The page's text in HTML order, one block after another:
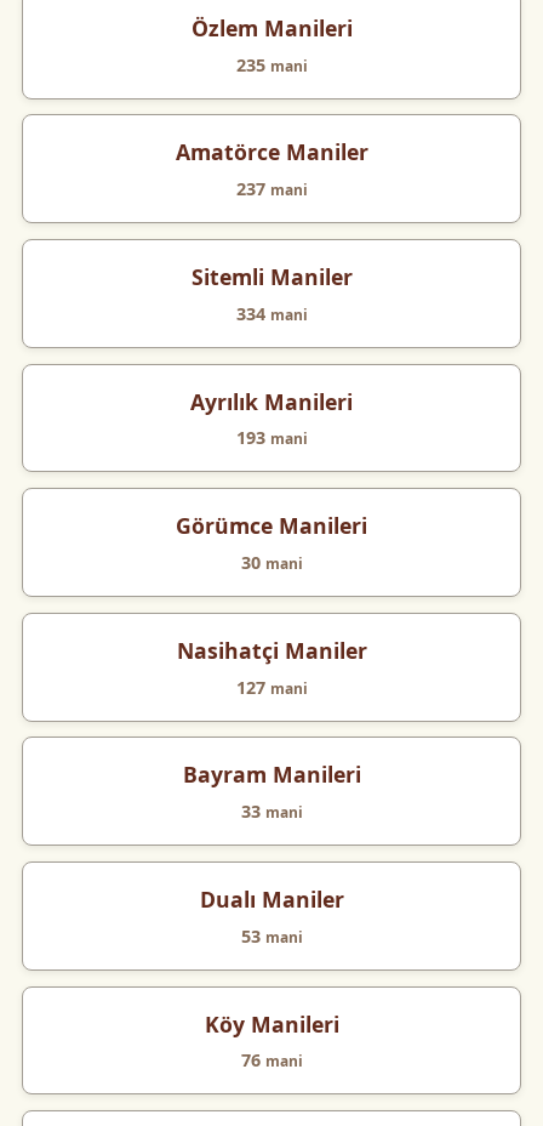
Özlem Manileri
235 mani
Amatörce Maniler
237 mani
Sitemli Maniler
334 mani
Ayrılık Manileri
193 mani
Görümce Manileri
30 mani
Nasihatçi Maniler
127 mani
Bayram Manileri
33 mani
Dualı Maniler
53 mani
Köy Manileri
76 mani